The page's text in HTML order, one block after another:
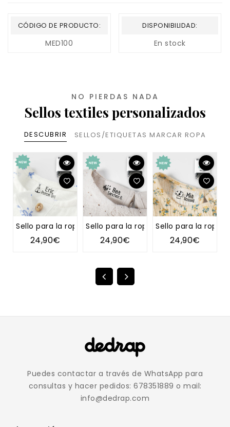
CÓDIGO DE PRODUCTO:
MED100
DISPONIBILIDAD:
En stock
NO PIERDAS NADA
Sellos textiles personalizados
DESCUBRIR SELLOS/ETIQUETAS MARCAR ROPA
Sello para la ropa TIPI
24,90€
Sello para la ropa DIENTE DE LEÓN
24,90€
Sello para la ropa
24,90€
Puedes contactar a través de WhatsApp para
consultas y hacer pedidos: 678351889 o mail:
info@dedrap.com